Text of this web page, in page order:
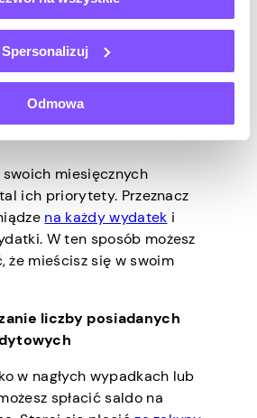
Spersonalizuj
Odmowa
złych nawyków
powstrzymania i poprawy
Kolejne kroki obejmują:
miesięcznych
ich priorytety. Przeznacz
na każdy wydatek i
W ten sposób możesz
że mieścisz się w swoim
liczby posiadanych
w nagłych wypadkach lub
spłacić saldo na